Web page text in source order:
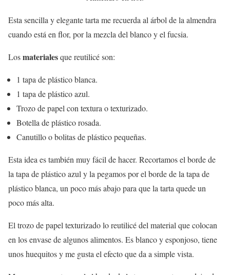
Esta sencilla y elegante tarta me recuerda al árbol de la almendra
cuando está en flor, por la mezcla del blanco y el fucsia.
Losmaterialesque reutilicé son:
1 tapa de plástico blanca.
1 tapa de plástico azul.
Trozo de papel con textura o texturizado.
Botella de plástico rosada.
Canutillo o bolitas de plástico pequeñas.
Esta idea es también muy fácil de hacer. Recortamos el borde de
la tapa de plástico azul y la pegamos por el borde de la tapa de
plástico blanca, un poco más abajo para que la tarta quede un
poco más alta.
El trozo de papel texturizado lo reutilicé del material que colocan
en los envase de algunos alimentos. Es blanco y esponjoso, tiene
unos huequitos y me gusta el efecto que da a simple vista.